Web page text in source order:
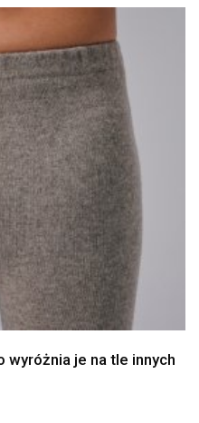
wyróżnia je na tle innych